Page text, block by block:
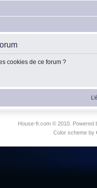
cookies de ce forum ?
House-fr.com © 2010. Powered
Color scheme by